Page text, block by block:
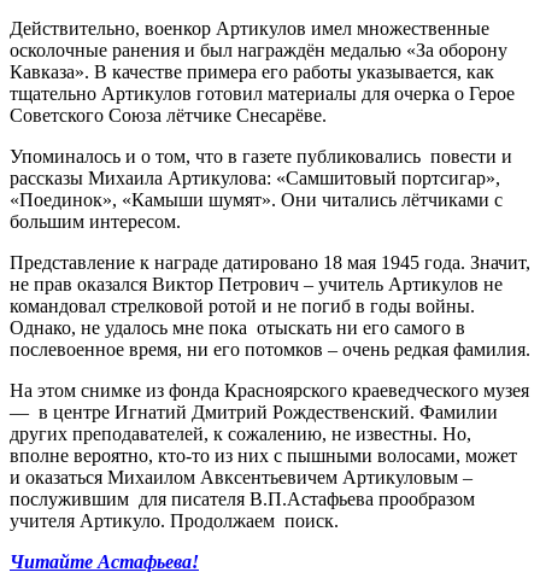
Действительно, военкор Артикулов имел множественные
осколочные ранения и был награждён медалью «За оборону
Кавказа». В качестве примера его работы указывается, как
тщательно Артикулов готовил материалы для очерка о Герое
Советского Союза лётчике Снесарёве.
Упоминалось и о том, что в газете публиковались повести и
рассказы Михаила Артикулова: «Самшитовый портсигар»,
«Поединок», «Камыши шумят». Они читались лётчиками с
большим интересом.
Представление к награде датировано 18 мая 1945 года. Значит,
не прав оказался Виктор Петрович – учитель Артикулов не
командовал стрелковой ротой и не погиб в годы войны.
Однако, не удалось мне пока отыскать ни его самого в
послевоенное время, ни его потомков – очень редкая фамилия.
На этом снимке из фонда Красноярского краеведческого музея
— в центре Игнатий Дмитрий Рождественский. Фамилии
других преподавателей, к сожалению, не известны. Но,
вполне вероятно, кто-то из них с пышными волосами, может
и оказаться Михаилом Авксентьевичем Артикуловым –
послужившим для писателя В.П.Астафьева прообразом
учителя Артикуло. Продолжаем поиск.
Читайте Астафьева!